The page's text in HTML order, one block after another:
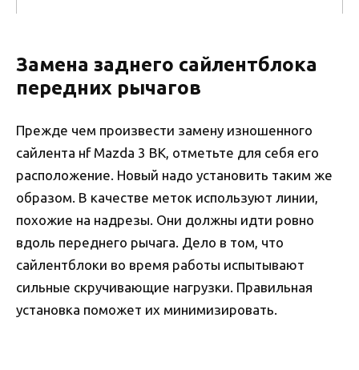
Замена заднего сайлентблока
передних рычагов
Прежде чем произвести замену изношенного
сайлента нf Mazda 3 BK, отметьте для себя его
расположение. Новый надо установить таким же
образом. В качестве меток используют линии,
похожие на надрезы. Они должны идти ровно
вдоль переднего рычага. Дело в том, что
сайлентблоки во время работы испытывают
сильные скручивающие нагрузки. Правильная
установка поможет их минимизировать.